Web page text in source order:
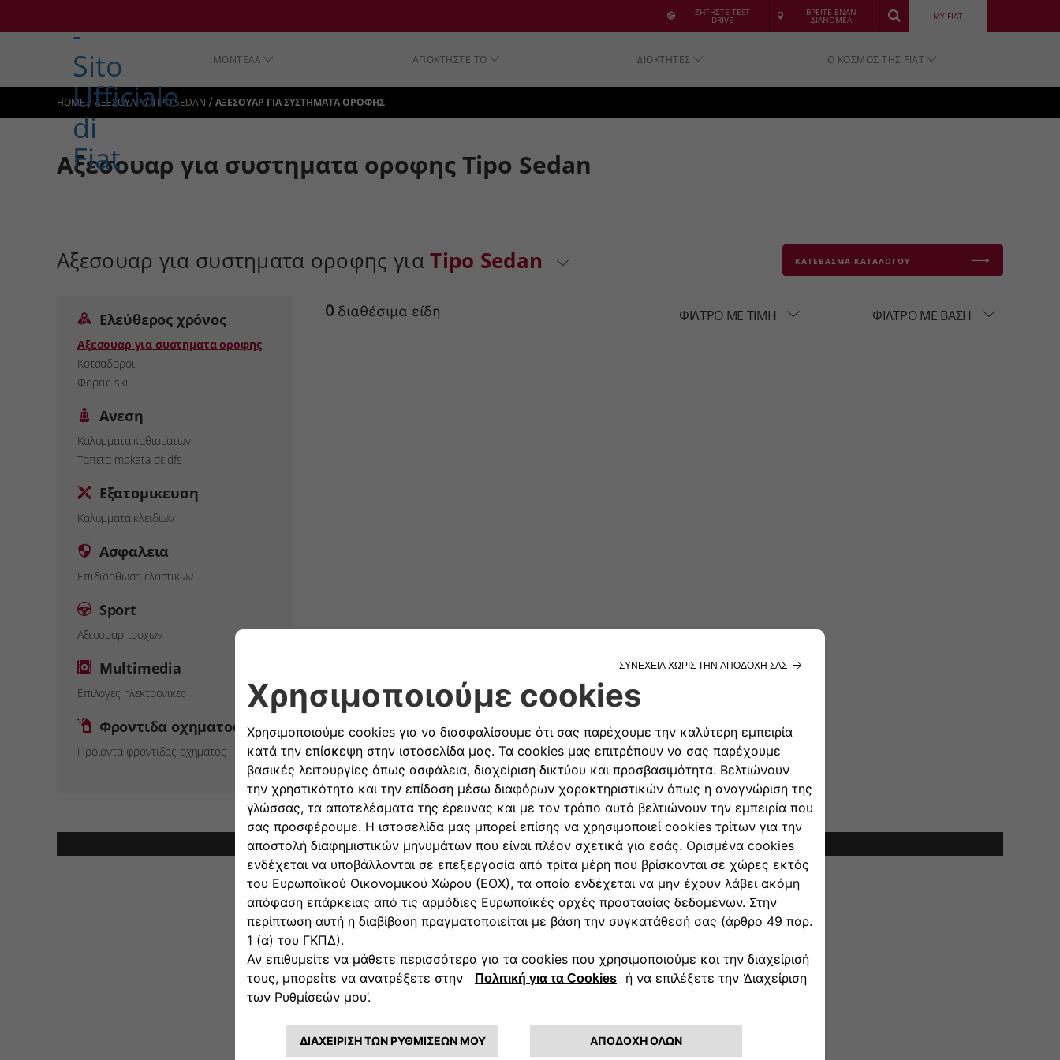
ΖΗΤΗΣΤΕ TEST
DRIVE
ΒΡΕΙΤΕ ΕΝΑΝ
ΔΙΑΝΟΜΕΑ MY FIAT
ΜΟΝΤΕΛΑ ΑΠΟΚΤΗΣΤΕ ΤΟ ΙΔΙΟΚΤΗΤΕΣ Ο ΚΟΣΜΟΣ ΤΗΣ FIAT
SKIP TO NAVIGATION
HOME / ΑΞΕΣΟΥΑΡ / TIPO SEDAN / ΑΞΕΣΟΥΑΡ ΓΙΑ ΣΥΣΤΗΜΑΤΑ ΟΡΟΦΗΣ
Αξεσουαρ για συστηματα οροφης Tipo Sedan
Αξεσουαρ για συστηματα οροφης γιαTipo Sedan ΚΑΤΕΒΑΣΜΑ ΚΑΤΑΛΟΓΟΥ
Ελεύθερος χρόνος
Αξεσουαρ για συστηματα οροφης
Κοτσαδοροι
Φορεις ski
Ανεση
Καλυμματα καθισματων
Ταπετα moketa σε dfs
Εξατομικευση
Καλυμματα κλειδιων
Ασφαλεια
Επιδιορθωση ελαστικων
Sport
Αξεσουαρ τροχων
Multimedia
Επιλογες ηλεκτρονικες
Φροντιδα οχηματος
Προιοντα φροντιδας οχηματος
0 διαθέσιμα είδη ΦΙΛΤΡΟ ΜΕ ΤΙΜΗ ΦΙΛΤΡΟ ΜΕ ΒΑΣΗ
Σημείωση: Στην τιμή δεν περιλαμβάνονται έξοδα εγκατάστασης-τοποθέτησης
Ακολουθήστε μας